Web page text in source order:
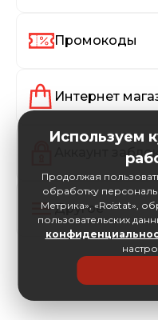
Промокоды
Интернет
Аккаунт
Другое
Используем
Продолжая
обработку
Метрика», «Roistat»,
пользовательских